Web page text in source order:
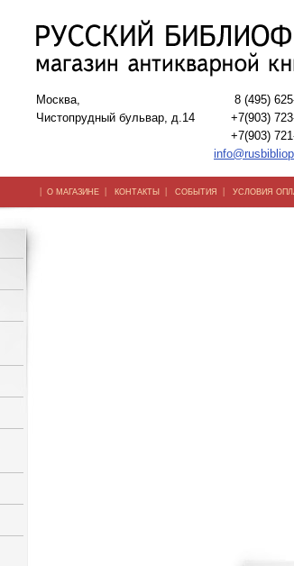
Москва,
Чистопрудный бульвар, д.14
8 (495)
+7(903)
+7(903)
| О МАГАЗИНЕ | КОНТАКТЫ | СОБЫТИЯ | УСЛОВИЯ